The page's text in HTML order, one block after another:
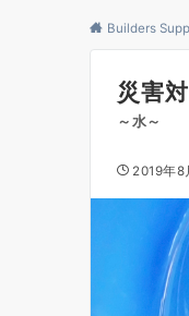
Builders
災害
～水～
2019年8